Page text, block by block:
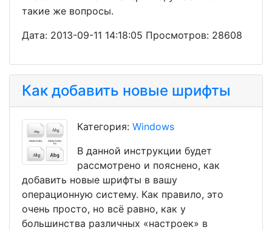
такие же вопросы.
Дата: 2013-09-11 14:18:05 Просмотров: 28608
Как добавить новые шрифты
Категория: Windows
В данной инструкции будет
рассмотрено и пояснено, как
добавить новые шрифты в вашу
операционную систему. Как правило, это
очень просто, но всё равно, как у
большинства различных «настроек» в